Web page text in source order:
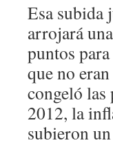
Esa subida
arrojará
puntos
que no
congeló
2012, la
subieron